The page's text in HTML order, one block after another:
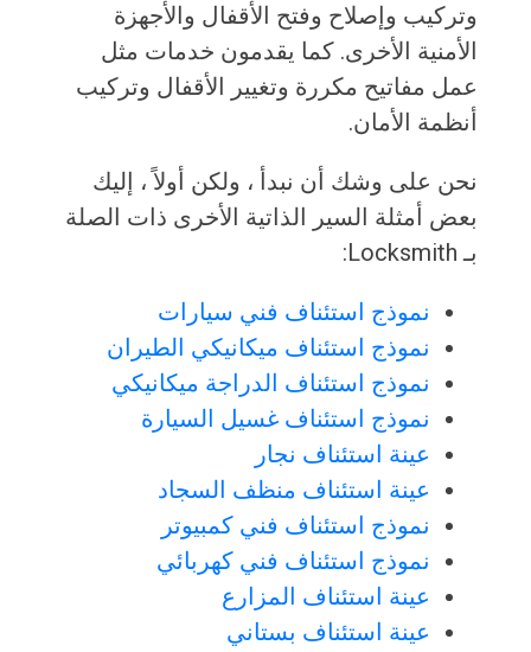
وتركيب وإصلاح وفتح الأقفال والأجهزة
الأمنية الأخرى. كما يقدمون خدمات مثل
عمل مفاتيح مكررة وتغيير الأقفال وتركيب
أنظمة الأمان.
نحن على وشك أن نبدأ ، ولكن أولاً ، إليك
بعض أمثلة السير الذاتية الأخرى ذات الصلة
بـ Locksmith:
نموذج استئناف فني سيارات
نموذج استئناف ميكانيكي الطيران
نموذج استئناف الدراجة ميكانيكي
نموذج استئناف غسيل السيارة
عينة استئناف نجار
عينة استئناف منظف السجاد
نموذج استئناف فني كمبيوتر
نموذج استئناف فني كهربائي
عينة استئناف المزارع
عينة استئناف بستاني